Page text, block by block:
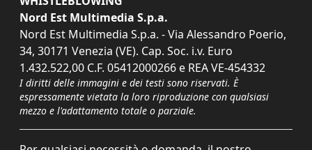
Nord Est Multimedia S.p.a.
Nord Est Multimedia S.p.a. - Via Alessandro Poerio,
34, 30171 Venezia (VE). Cap. Soc. i.v. Euro
1.432.522,00 C.F. 05412000266 e REA VE-454332
I diritti delle immagini e dei testi sono riservati. È
espressamente vietata la loro riproduzione con qualsiasi
mezzo e l'adattamento totale o parziale.